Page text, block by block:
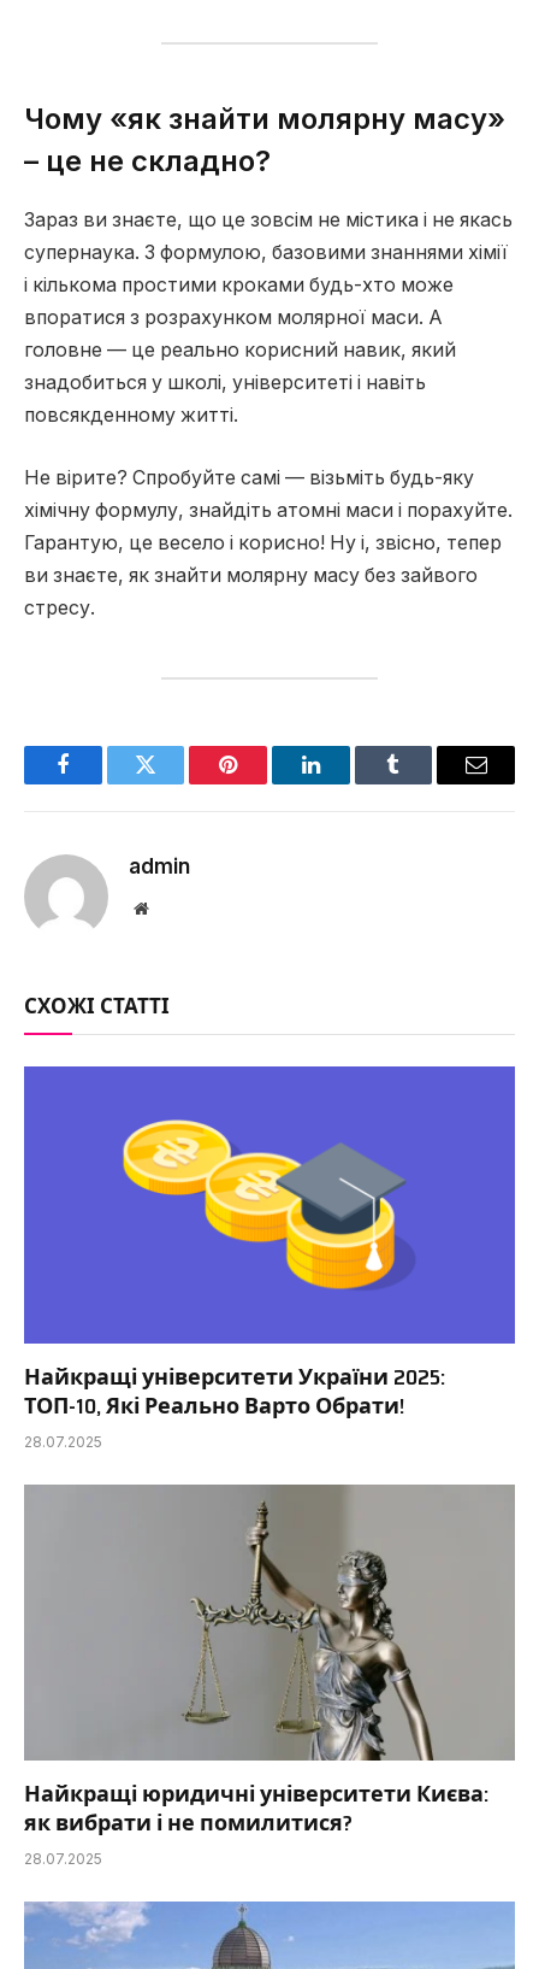
Чому «як знайти молярну масу»
– це не складно?
Зараз ви знаєте, що це зовсім не містика і не якась
супернаука. З формулою, базовими знаннями хімії
і кількома простими кроками будь-хто може
впоратися з розрахунком молярної маси. А
головне — це реально корисний навик, який
знадобиться у школі, університеті і навіть
повсякденному житті.
Не вірите? Спробуйте самі — візьміть будь-яку
хімічну формулу, знайдіть атомні маси і порахуйте.
Гарантую, це весело і корисно! Ну і, звісно, тепер
ви знаєте, як знайти молярну масу без зайвого
стресу.
FacebookTwitter Pinterest LinkedInTumblr Email
admin
Website
СХОЖІ СТАТТІ
Найкращі університети України 2025:
ТОП-10, Які Реально Варто Обрати!
28.07.2025
Найкращі юридичні університети Києва:
як вибрати і не помилитися?
28.07.2025